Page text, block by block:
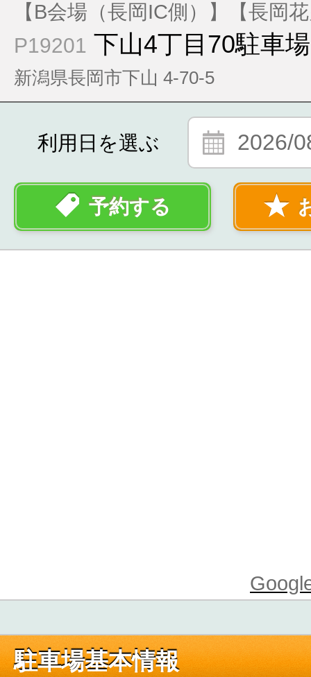
【B会場（長岡IC側）】【長岡
P19201 下山4丁目70駐車場
新潟県長岡市下山 4-70-5
利用日を選ぶ 2026/
予約する
駐車場基本情報